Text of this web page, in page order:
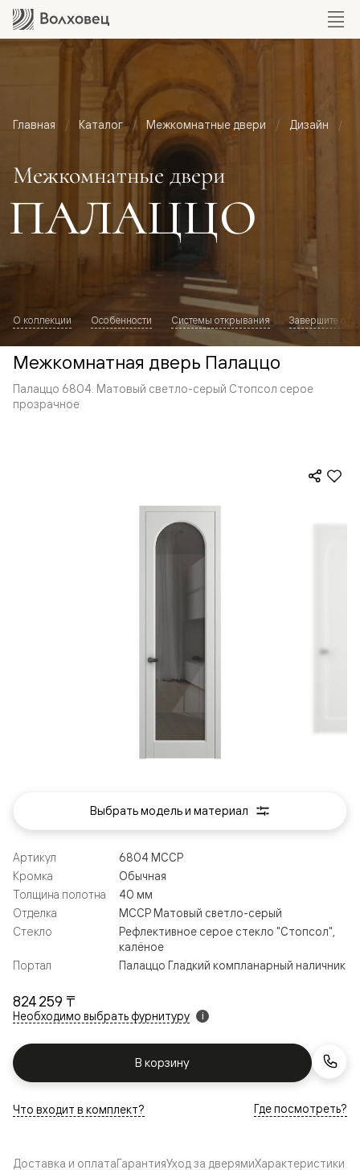
Главная Каталог Межкомнатные двери Дизайн
Межкомнатные двери
ПАЛАЦЦО
О коллекции Особенности Системы открывания Завершите
Межкомнатная дверь Палаццо
Палаццо 6804. Матовый светло-серый Стопсол серое
прозрачное
824 259 ₸
Необходимо выбрать фурнитуру i
В корзину
Артикул
6804 МССР
Кромка
Обычная
Толщина полотна
40 мм
Отделка
МССР Матовый светло-серый
Стекло
Рефлективное серое стекло "Стопсол",
калёное
Портал
Палаццо Гладкий компланарный наличник
Что входит в комплект? Где посмотреть?
Выбрать модель и материал
Доставка и оплатаГарантияУход за дверямиХарактеристики